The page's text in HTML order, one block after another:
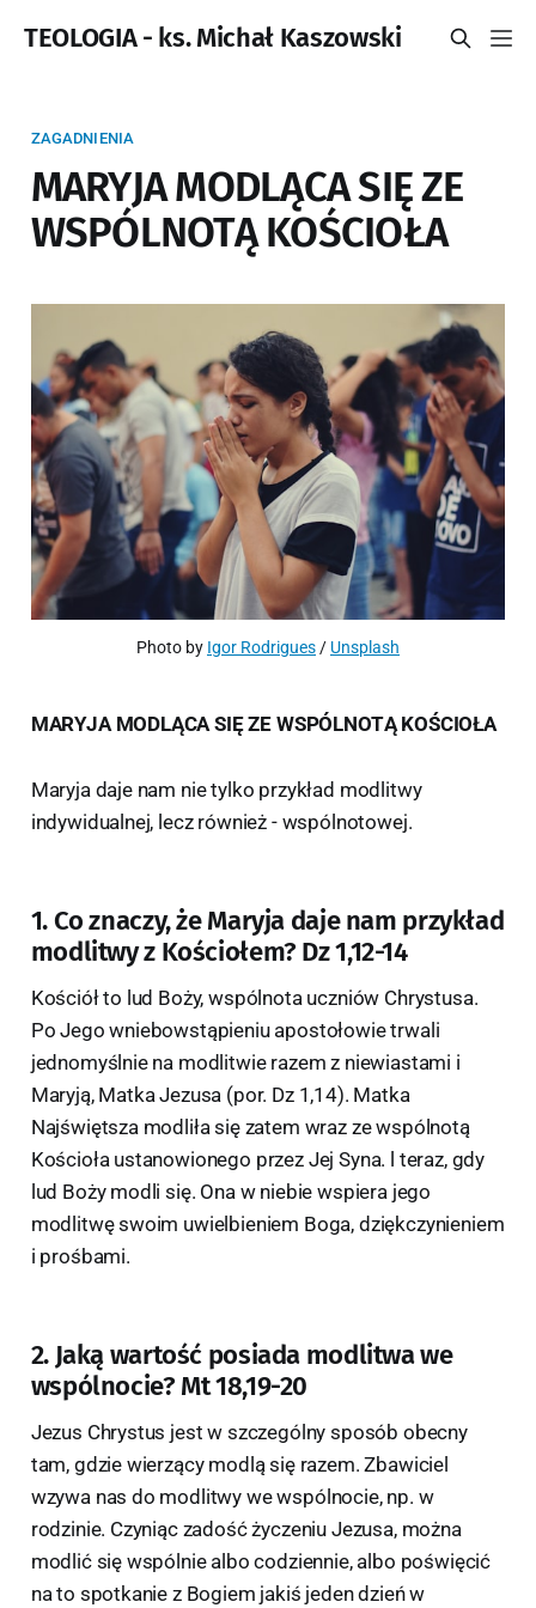
TEOLOGIA - ks. Michał Kaszowski
ZAGADNIENIA
MARYJA MODLĄCA SIĘ ZE
WSPÓLNOTĄ KOŚCIOŁA
Photo by Igor Rodrigues / Unsplash
MARYJA MODLĄCA SIĘ ZE WSPÓLNOTĄ KOŚCIOŁA
Maryja daje nam nie tylko przykład modlitwy
indywidualnej, lecz również - wspólnotowej.
1. Co znaczy, że Maryja daje nam przykład
modlitwy z Kościołem? Dz 1,12-14
Kościół to lud Boży, wspólnota uczniów Chrystusa.
Po Jego wniebowstąpieniu apostołowie trwali
jednomyślnie na modlitwie razem z niewiastami i
Maryją, Matka Jezusa (por. Dz 1,14). Matka
Najświętsza modliła się zatem wraz ze wspólnotą
Kościoła ustanowionego przez Jej Syna. l teraz, gdy
lud Boży modli się. Ona w niebie wspiera jego
modlitwę swoim uwielbieniem Boga, dziękczynieniem
i prośbami.
2. Jaką wartość posiada modlitwa we
wspólnocie? Mt 18,19-20
Jezus Chrystus jest w szczególny sposób obecny
tam, gdzie wierzący modlą się razem. Zbawiciel
wzywa nas do modlitwy we wspólnocie, np. w
rodzinie. Czyniąc zadość życzeniu Jezusa, można
modlić się wspólnie albo codziennie, albo poświęcić
na to spotkanie z Bogiem jakiś jeden dzień w